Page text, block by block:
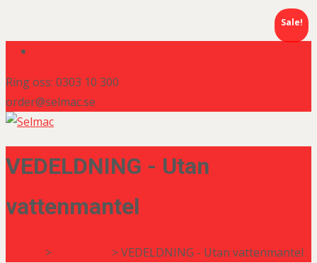
Ring oss: 0303 10 300
order@selmac.se
VEDELDNING - Utan
vattenmantel
> >VEDELDNING - Utan vattenmantel
Sale!